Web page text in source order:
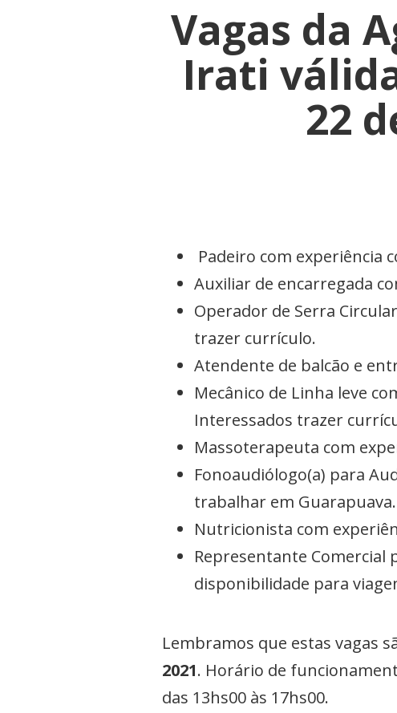
Vagas da
Irati
22
Padeiro com experiência
Auxiliar de encarregada
Operador de Serra
trazer currículo.
Atendente de balcão e
Mecânico de Linha leve
Interessados trazer
Massoterapeuta com
Fonoaudiólogo(a) para
trabalhar em Guarapuava.
Nutricionista com
Representante Comercial
disponibilidade para
Lembramos que estas vagas
2021. Horário de
das 13hs00 às 17hs00.